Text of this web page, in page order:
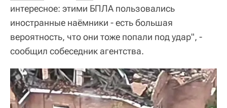
интересное: этими БПЛА пользовались
иностранные наёмники - есть большая
вероятность, что они тоже попали под удар", -
сообщил собеседник агентства.